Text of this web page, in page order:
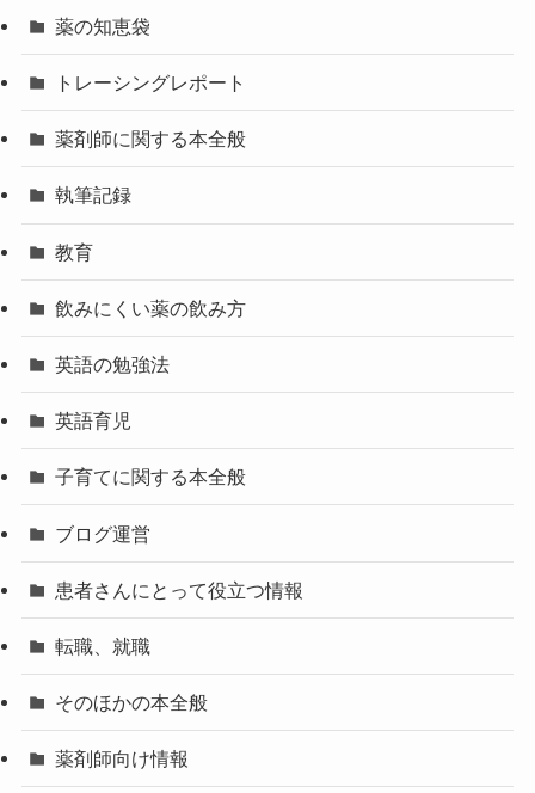
薬の知恵袋
トレーシングレポート
薬剤師に関する本全般
執筆記録
教育
飲みにくい薬の飲み方
英語の勉強法
英語育児
子育てに関する本全般
ブログ運営
患者さんにとって役立つ情報
転職、就職
そのほかの本全般
薬剤師向け情報